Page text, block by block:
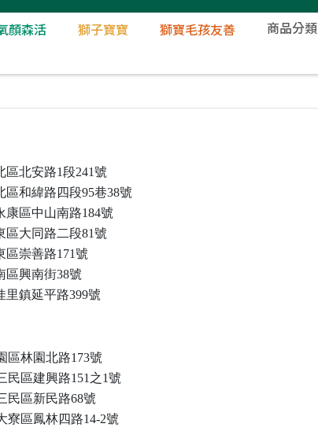
顏森活 獅子寶寶 獅寶毛孩友善 商品分類
區北安路1段241號
區和緯路四段95巷38號
康區中山南路184號
區大同路二段81號
區崇善路171號
區興南街38號
里鎮延平路399號
區林園北路173號
民區建興路151之1號
民區新民路68號
寮區鳳林四路14-2號